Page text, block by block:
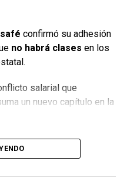
en el conflicto de
aéreos que afecta a
confirmó su adhesión
no habrá clases en los
salarial que
un nuevo capítulo en la
tendrán